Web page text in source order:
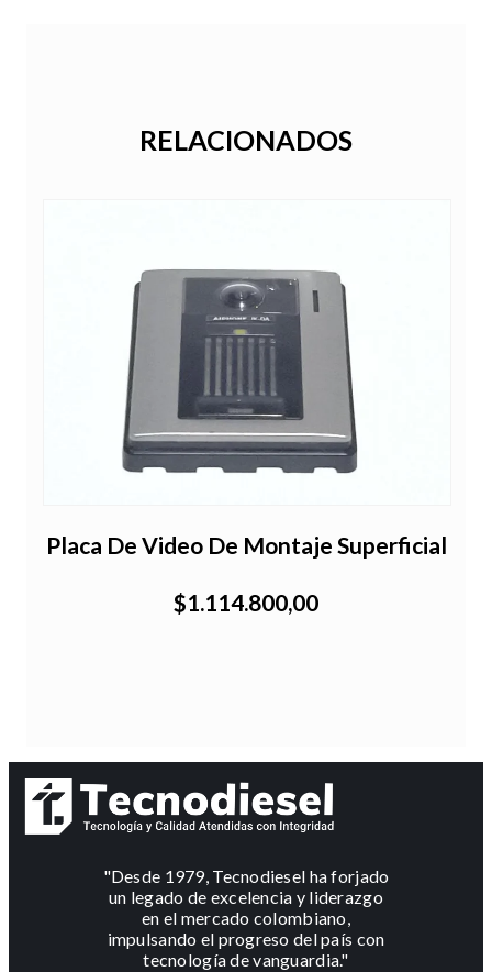
RELACIONADOS
Placa De Video De Montaje Superficial
$1.114.800,00
"Desde 1979, Tecnodiesel ha forjado
un legado de excelencia y liderazgo
en el mercado colombiano,
impulsando el progreso del país con
tecnología de vanguardia."